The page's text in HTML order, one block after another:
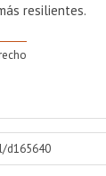
resilientes.
d165640